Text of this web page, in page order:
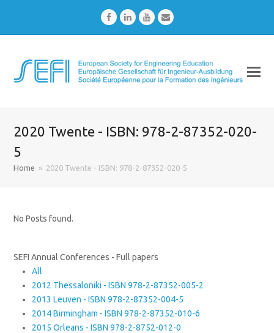
FacebookLinkedInYoutubeEmail
2020 Twente - ISBN: 978-2-87352-020-
5
Home » 2020 Twente - ISBN: 978-2-87352-020-5
No Posts found.
SEFI Annual Conferences - Full papers
All
2012 Thessaloniki - ISBN 978-2-87352-005-2
2013 Leuven - ISBN 978-2-87352-004-5
2014 Birmingham - ISBN 978-2-87352-010-6
2015 Orleans - ISBN 978-2-8752-012-0